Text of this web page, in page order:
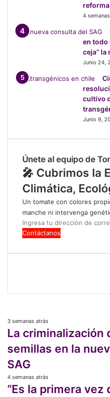
4
en todo
ceja” la
Junio 24,
cultivo
Junio 9,
Únete al equipo de
🎤 Cubrimos la
Climática,
Un tomate con colores
manche ni intervenga
Ingresa
tu
de
La
criminalización
intercambio
de
semillas
en
3 semanas atrás
La criminalización
semillas en la
SAG
“Es
la
4 semanas atrás
“Es la primera vez